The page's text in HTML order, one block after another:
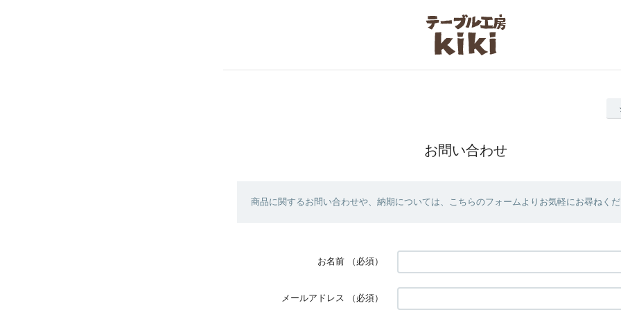
お問い合わせ
商品に関するお問い合わせや、納期については、こちらのフォームよりお気軽にお尋ねくだ
お名前 （必須）
メールアドレス （必須）